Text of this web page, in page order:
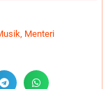
, Menteri